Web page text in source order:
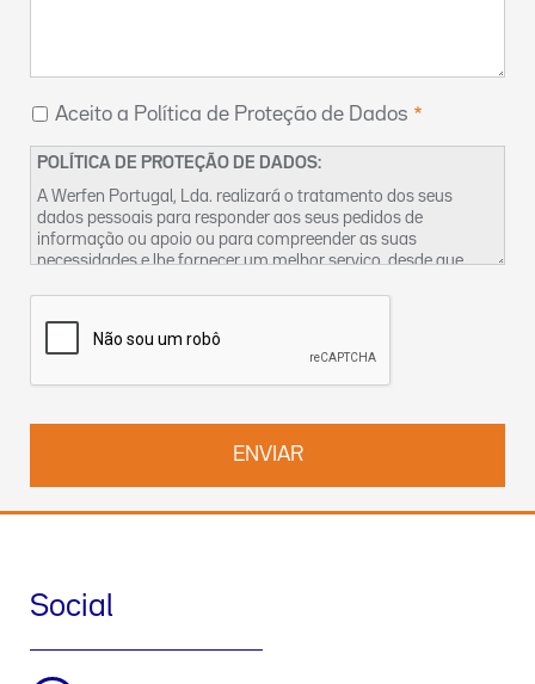
Aceito a Política de Proteção de Dados
POLÍTICA DE PROTEÇÃO DE DADOS:
A Werfen Portugal, Lda. realizará o tratamento dos seus
dados pessoais para responder aos seus pedidos de
informação ou apoio ou para compreender as suas
necessidades e lhe fornecer um melhor serviço, desde que
dados e sobre como exercer os seus direitos na nossa
de Privacidade. Pode também contactar-nos pelo
Social